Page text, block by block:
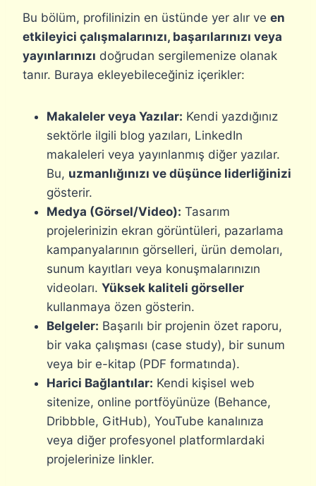
Bu bölüm, profilinizin en üstünde yer alır ve en
etkileyici çalışmalarınızı, başarılarınızı veya
yayınlarınızı doğrudan sergilemenize olanak
tanır. Buraya ekleyebileceğiniz içerikler:
Makaleler veya Yazılar: Kendi yazdığınız
sektörle ilgili blog yazıları, LinkedIn
makaleleri veya yayınlanmış diğer yazılar.
Bu, uzmanlığınızı ve düşünce liderliğinizi
gösterir.
Medya (Görsel/Video): Tasarım
projelerinizin ekran görüntüleri, pazarlama
kampanyalarının görselleri, ürün demoları,
sunum kayıtları veya konuşmalarınızın
videoları. Yüksek kaliteli görseller
kullanmaya özen gösterin.
Belgeler: Başarılı bir projenin özet raporu,
bir vaka çalışması (case study), bir sunum
veya bir e-kitap (PDF formatında).
Harici Bağlantılar: Kendi kişisel web
sitenize, online portföyünüze (Behance,
Dribbble, GitHub), YouTube kanalınıza
veya diğer profesyonel platformlardaki
projelerinize linkler.